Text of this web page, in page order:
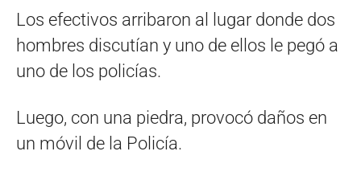
Los efectivos arribaron al lugar donde dos
hombres discutían y uno de ellos le pegó a
uno de los policías.
Luego, con una piedra, provocó daños en
un móvil de la Policía.